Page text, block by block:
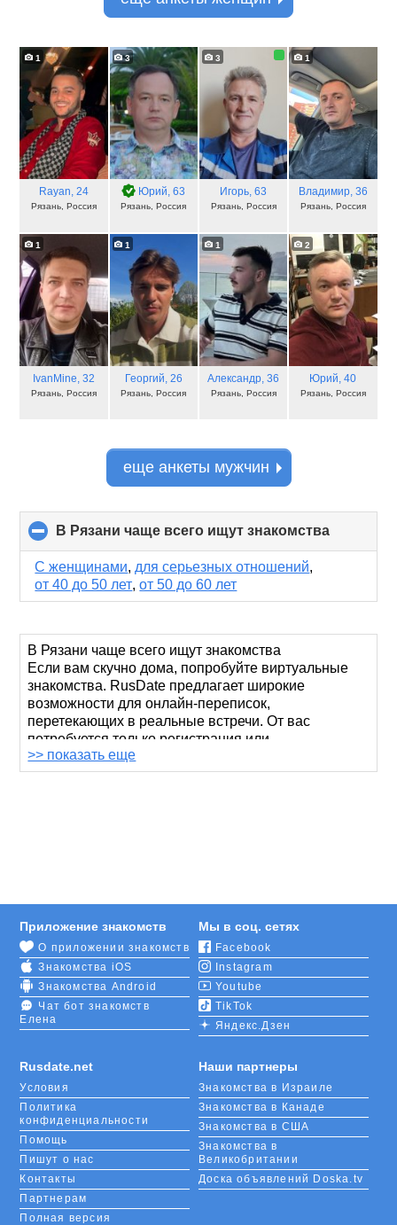
1
Rayan, 24
Рязань, Россия
3
Юрий, 63
Рязань, Россия
3
Игорь, 63
Рязань, Россия
1
Владимир, 36
Рязань, Россия
1
IvanMine, 32
Рязань, Россия
1
Георгий, 26
Рязань, Россия
1
Александр, 36
Рязань, Россия
2
Юрий, 40
Рязань, Россия
еще анкеты мужчин
В Рязани чаще всего ищут знакомства
to
С женщинами, для серьезных отношений,
от 40 до 50 лет,от 50 до 60 лет
В Рязани чаще всего ищут знакомства
Если вам скучно дома, попробуйте виртуальные
знакомства. RusDate предлагает широкие
возможности для онлайн-переписок,
перетекающих в реальные встречи. От вас
потребуется только регистрация или
авторизация через социальные сети
Новичкам сайт знакомств RusDate предлагает
сыграть в интересную игру «Симпатии
принципу передачи «Любовь с первого взгляда» из
90-х. Вы ставите нескольким незнакомцам лайки,
выражая тем самым свою симпатию. Они видят
эти отметки и отвечают вам тем же, если вы им
друг другу, им проще начать диалог.
>> показать еще
Rusdate.net
Условия
Политика
конфиденциальности
Помощь
Пишут о нас
Контакты
Партнерам
Полная версия
Приложение знакомств
О приложении знакомств
Знакомства iOS
Знакомства Android
Чат бот знакомств
Елена
Мы в соц. сетях
Facebook
Instagram
Youtube
TikTok
Яндекс.Дзен
Наши партнеры
Знакомства в Израиле
Знакомства в Канаде
Знакомства в США
Знакомства в
Великобритании
Доска объявлений Doska.tv